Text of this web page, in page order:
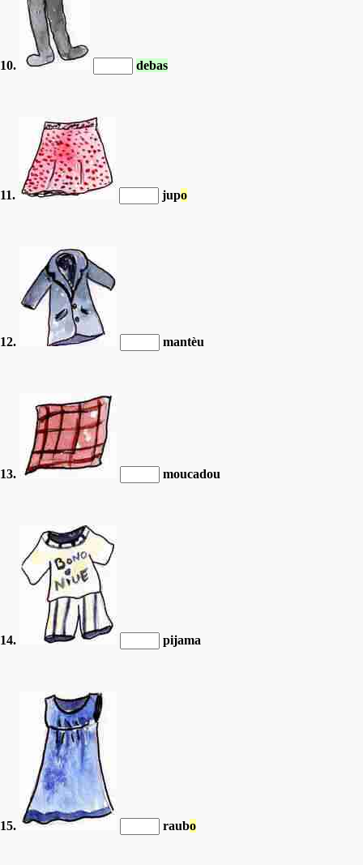
10. debas
11. jupo
12. mantèu
13. moucadou
14. pijama
15. raubo